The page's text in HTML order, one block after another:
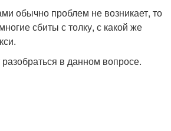
обычно проблем не возникает, то
сбиты с толку, с какой же
в данном вопросе.